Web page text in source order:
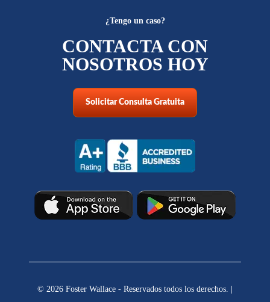
¿Tengo un caso?
CONTACTA CON
NOSOTROS HOY
Solicitar Consulta Gratuita
© 2026 Foster Wallace - Reservados todos los derechos. |